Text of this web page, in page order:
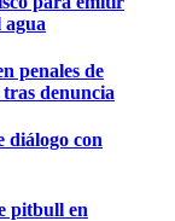
agua
penales de
denuncia
diálogo con
pitbull en